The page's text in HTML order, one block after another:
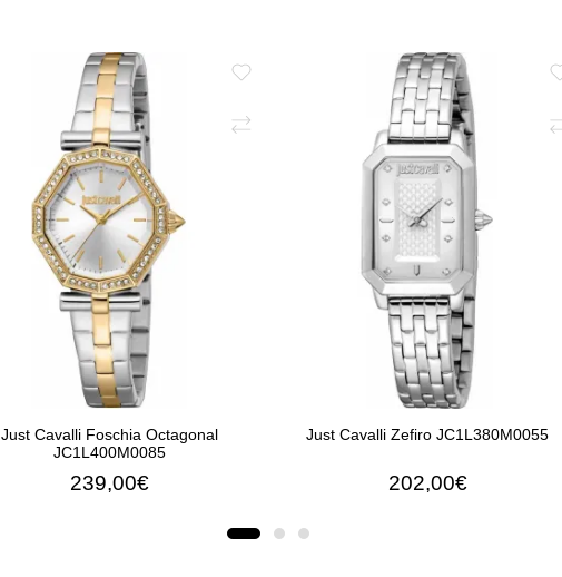
Just Cavalli Foschia Octagonal
JC1L400M0085
239,00€
Just Cavalli Zefiro JC1L380M0055
202,00€